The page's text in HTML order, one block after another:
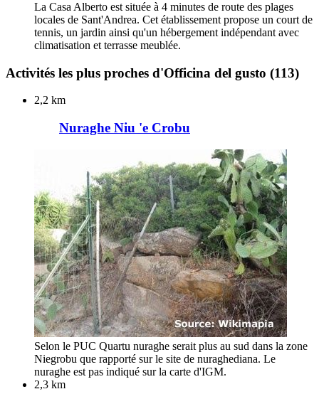
La Casa Alberto est située à 4 minutes de route des plages
locales de Sant'Andrea. Cet établissement propose un court de
tennis, un jardin ainsi qu'un hébergement indépendant avec
climatisation et terrasse meublée.
Activités les plus proches d'Officina del gusto (113)
2,2 km
Nuraghe Niu 'e Crobu
Selon le PUC Quartu nuraghe serait plus au sud dans la zone
Niegrobu que rapporté sur le site de nuraghediana. Le
nuraghe est pas indiqué sur la carte d'IGM.
2,3 km